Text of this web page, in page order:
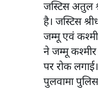
जस्टिस अतुल
है। जस्टिस
जम्मू एवं
ने जम्मू
पर रोक
पुलवामा